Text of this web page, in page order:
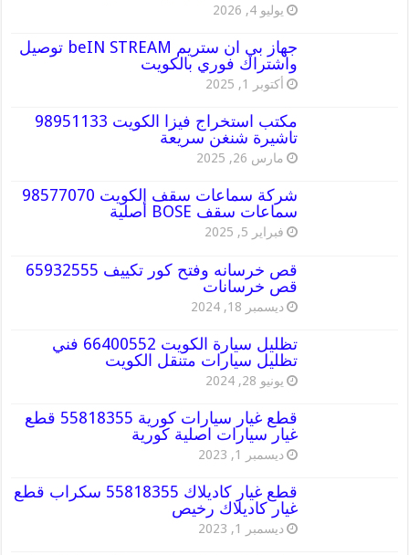
يوليو 4, 2026
جهاز بي ان ستريم beIN STREAM توصيل
واشتراك فوري بالكويت
أكتوبر 1, 2025
مكتب استخراج فيزا الكويت 98951133
تاشيرة شنغن سريعة
مارس 26, 2025
شركة سماعات سقف الكويت 98577070
سماعات سقف BOSE أصلية
فبراير 5, 2025
قص خرسانه وفتح كور تكييف 65932555
قص خرسانات
ديسمبر 18, 2024
تظليل سيارة الكويت 66400552 فني
تظليل سيارات متنقل الكويت
يونيو 28, 2024
قطع غيار سيارات كورية 55818355 قطع
غيار سيارات اصلية كورية
ديسمبر 1, 2023
قطع غيار كاديلاك 55818355 سكراب قطع
غيار كاديلاك رخيص
ديسمبر 1, 2023